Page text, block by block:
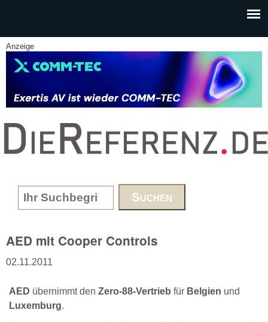
Anzeige
www.DieReferenz.de
Search form
AED mit Cooper Controls
02.11.2011
AED übernimmt den Zero-88-Vertrieb für Belgien und
Luxemburg.